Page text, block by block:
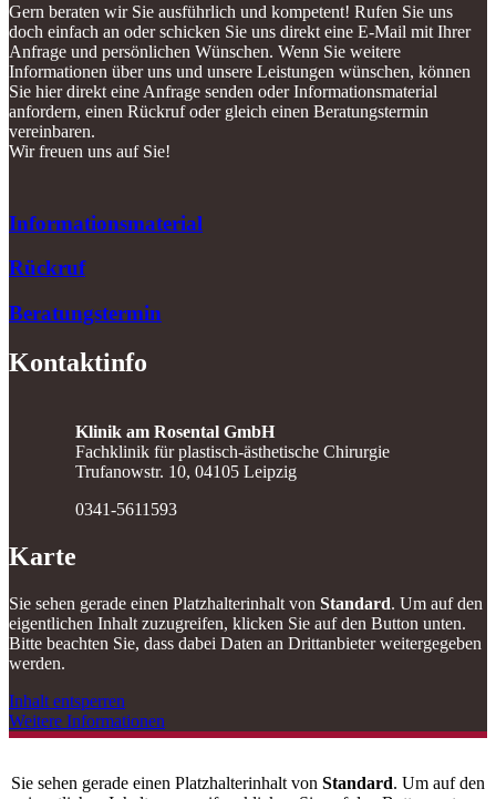
Gern beraten wir Sie ausführlich und kompetent! Rufen Sie uns
doch einfach an oder schicken Sie uns direkt eine E-Mail mit Ihrer
Anfrage und persönlichen Wünschen. Wenn Sie weitere
Informationen über uns und unsere Leistungen wünschen, können
Sie hier direkt eine Anfrage senden oder Informationsmaterial
anfordern, einen Rückruf oder gleich einen Beratungstermin
vereinbaren.
Wir freuen uns auf Sie!
Informationsmaterial
Rückruf
Beratungstermin
Kontaktinfo
Klinik am Rosental GmbH
Fachklinik für plastisch-ästhetische Chirurgie
Trufanowstr. 10, 04105 Leipzig
0341-5611593
Karte
Sie sehen gerade einen Platzhalterinhalt von Standard. Um auf den
eigentlichen Inhalt zuzugreifen, klicken Sie auf den Button unten.
Bitte beachten Sie, dass dabei Daten an Drittanbieter weitergegeben
werden.
Inhalt entsperren
Weitere Informationen
Sie sehen gerade einen Platzhalterinhalt von Standard. Um auf den